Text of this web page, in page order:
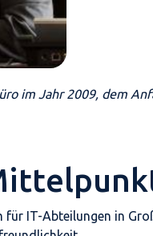
im Jahr 2009, dem
für IT-Abteilungen in